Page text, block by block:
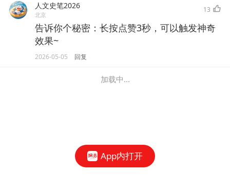
人文史笔2026
北京
13
告诉你个秘密：长按点赞3秒，可以触发神奇
效果~
2026-05-05 回复
加载中...
App内打开